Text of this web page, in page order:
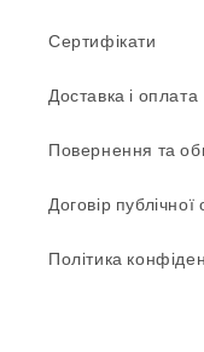
Сертифікати
Доставка і оплата
Повернення та
Договір
Політика